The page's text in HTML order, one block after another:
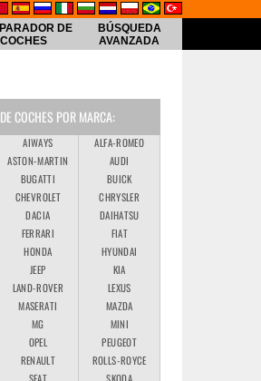
DE
COCHES
BÚSQUEDA
AVANZADA
COCHES POR MARCA:
AIWAYS
ALFA-ROMEO
ASTON-MARTIN
AUDI
BUGATTI
BUICK
CHEVROLET
CHRYSLER
DACIA
DAIHATSU
FERRARI
FIAT
HONDA
HYUNDAI
JEEP
KIA
LAND-ROVER
LEXUS
MASERATI
MAZDA
MG
MINI
OPEL
PEUGEOT
RENAULT
ROLLS-ROYCE